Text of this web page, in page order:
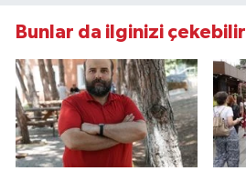
Bunlar da ilginizi çekebilir